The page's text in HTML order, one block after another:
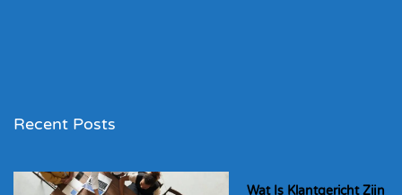
Recent Posts
Wat Is Klantgericht Zijn